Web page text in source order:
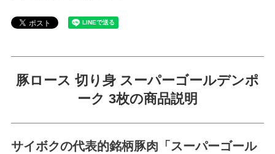
豚ロース 切り身 スーパーゴールデンポ
ーク 3枚の商品説明
サイボクの代表的銘柄豚肉「スーパーゴール